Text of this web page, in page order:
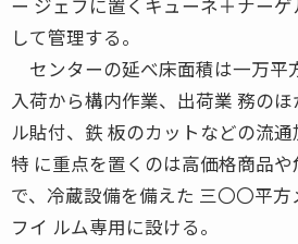
して管理する。
センターの延べ床面積は一万平
入荷から構内作業、出荷業 務の
ル貼付、鉄 板のカットなどの流通
特 に重点を置くのは高価格商品
で、冷蔵設備を備えた 三〇〇平
フイ ルム専用に設ける。